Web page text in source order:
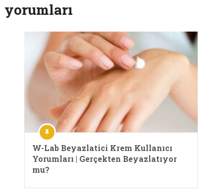
yorumları
W-Lab Beyazlatici Krem Kullanıcı
Yorumları | Gerçekten Beyazlatıyor
mu?